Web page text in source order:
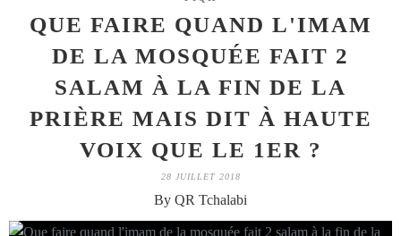
QUE FAIRE QUAND L'IMAM
DE LA MOSQUÉE FAIT 2
SALAM À LA FIN DE LA
PRIÈRE MAIS DIT À HAUTE
VOIX QUE LE 1ER ?
28 JUILLET 2018
By QR Tchalabi